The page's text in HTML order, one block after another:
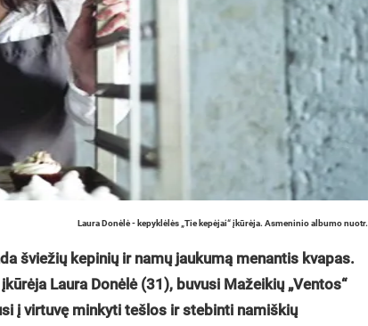
Laura Donėlė - kepyklėlės „Tie kepėjai“ įkūrėja. Asmeninio albumo nuotr.
šviežių kepinių ir namų jaukumą menantis kvapas.
Laura Donėlė (31), buvusi Mažeikių „Ventos“
į virtuvę minkyti tešlos ir stebinti namiškių